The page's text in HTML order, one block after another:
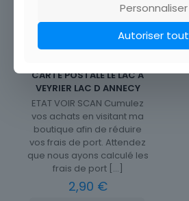
CARTE POSTALE LE LAC A
VEYRIER LAC D ANNECY
ETAT VOIR SCAN Cumulez
vos achats en visitant ma
boutique afin de réduire
vos frais de port. Attendez
que nous ayons calculé les
frais de port[…]
2,90 €
Personnaliser
Autoriser tout